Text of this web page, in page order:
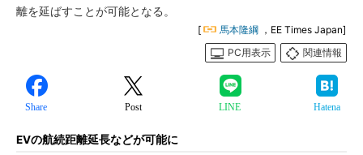
離を延ばすことが可能となる。
[ 馬本隆綱 ，EE Times Japan]
PC用表示
関連情報
Share Post LINE Hatena
EVの航続距離延長などが可能に